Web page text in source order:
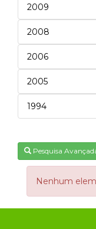
2009
2008
2006
2005
1994
Pesquisa
Nenhum